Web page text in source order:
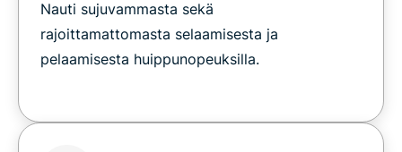
Nauti sujuvammasta sekä
rajoittamattomasta selaamisesta ja
pelaamisesta huippunopeuksilla.